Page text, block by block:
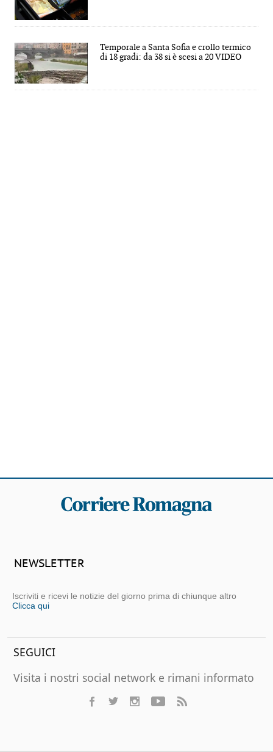
Temporale a Santa Sofia e crollo termico
di 18 gradi: da 38 si è scesi a 20 VIDEO
NEWSLETTER
Iscriviti e ricevi le notizie del giorno prima di chiunque altro
Clicca qui
SEGUICI
Visita i nostri social network e rimani informato